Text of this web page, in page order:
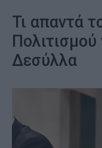
Τι απαντά
Πολιτισμού
Δεσύλλα